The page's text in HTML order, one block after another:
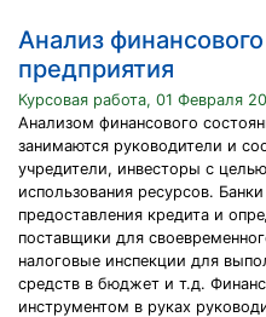
Анализ
предприятия
Курсовая работа, 01 Февраля
Анализом финансового
занимаются руководители и
учредители, инвесторы с
использования ресурсов.
предоставления кредита и
поставщики для
налоговые инспекции для
средств в бюджет и т.д.
инструментом в руках